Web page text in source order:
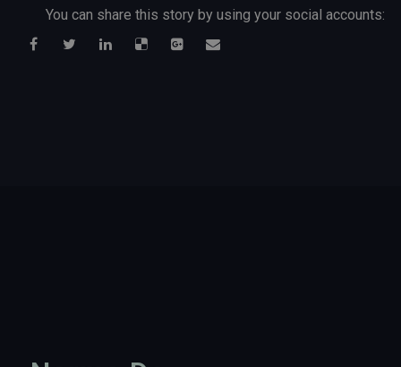
You can share this story by using your social accounts: